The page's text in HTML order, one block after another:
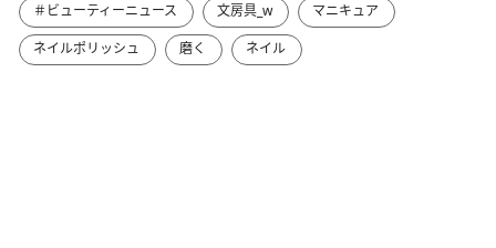
＃ビューティーニュース 文房具_w
マニキュア
ネイルポリッシュ
磨く ネイル